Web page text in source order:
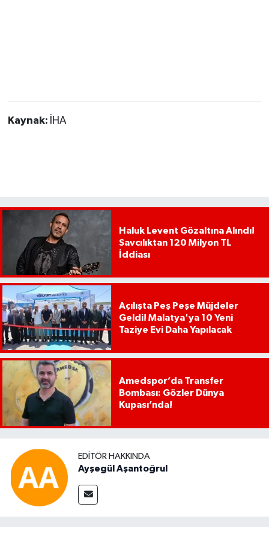
Kaynak: İHA
Haluk Levent Gözaltına Alındı!
Savcılıktan 120 Milyon TL
İddiası
Açılışta Peş Peşe Müjdeler
Geldi! Malatya'ya 10 Yeni
Taziye Evi Daha Yapılacak
Amedspor’da Transfer
Bombası: Gözler Dünya
Kupası’nda!
EDITÖR HAKKINDA
Ayşegül Aşantoğrul